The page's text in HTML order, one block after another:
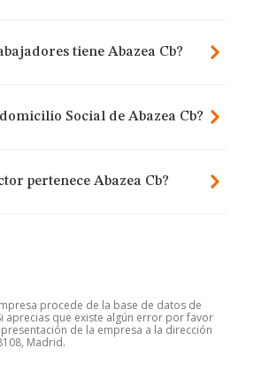
tiene Abazea Cb?
Social de Abazea Cb?
pertenece Abazea Cb?
procede de la base de datos de
Si aprecias que existe algún error por favor
de la empresa a la dirección
Madrid.